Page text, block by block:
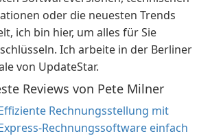
oder die neuesten Trends
ich bin hier, um alles für Sie
Ich arbeite in der Berliner
von UpdateStar.
Reviews von Pete Milner
Rechnungsstellung mit
Rechnungssoftware einfach